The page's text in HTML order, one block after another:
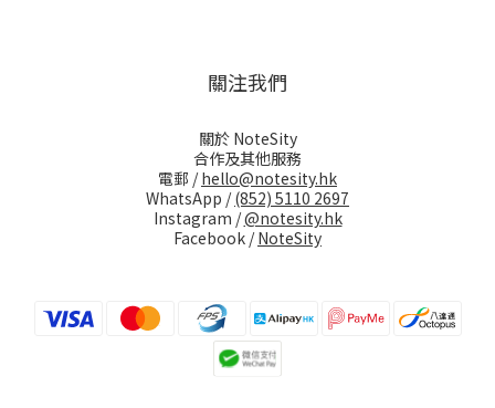
關注我們
關於 NoteSity
合作及其他服務
電郵 /hello@notesity.hk
WhatsApp /(852) 5110 2697
Instagram /@notesity.hk
Facebook /NoteSity